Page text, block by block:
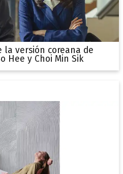
la versión coreana de
Hee y Choi Min Sik